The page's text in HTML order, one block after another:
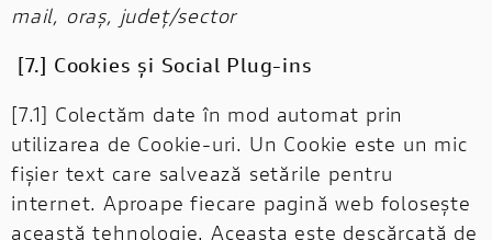
mail, oraș, județ/sector
[7.] Cookies și Social Plug-ins
[7.1] Colectăm date în mod automat prin
utilizarea de Cookie-uri. Un Cookie este un mic
fișier text care salvează setările pentru
internet. Aproape fiecare pagină web folosește
această tehnologie. Aceasta este descărcată de